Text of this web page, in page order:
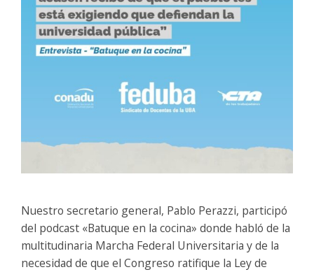
Nuestro secretario general, Pablo Perazzi, participó
del podcast «Batuque en la cocina» donde habló de la
multitudinaria Marcha Federal Universitaria y de la
necesidad de que el Congreso ratifique la Ley de